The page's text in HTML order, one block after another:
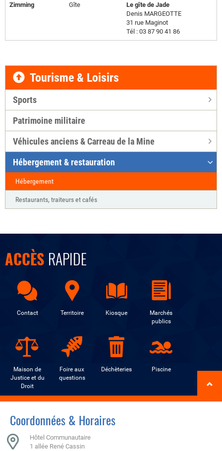
Zimming Gîte
Le gîte de Jade
Denis MARGEOTTE
31 rue Maginot
Tél : 03 87 90 41 86
Tourisme & Loisirs
Sports
Patrimoine militaire
Véhicules anciens & Carreau de la Mine
Hébergement & restauration
Hébergement
Restaurants, traiteurs et cafés
ACCÈS RAPIDE
Contact Territoire Kiosque
Marchés
publics
Maison de
Justice et du
Droit
Foire aux
questions
Déchèteries Piscine
Coordonnées & Horaires
Hôtel Communautaire
1 allée René Cassin